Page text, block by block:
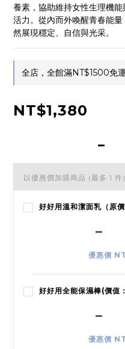
養素，協助維持女性生理機
活力。從內而外喚醒青春能
然展現穩定、自信與光采。
全店，全館滿NT$1500免運
NT$1,380
以優惠價加購商品 (最多 1 件)
好好用溫和潔面乳（原
優惠價
好好用全能保濕棒(價
優惠價